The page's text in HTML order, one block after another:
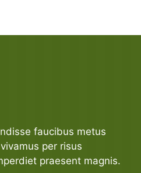
faucibus metus
per risus
praesent magnis.